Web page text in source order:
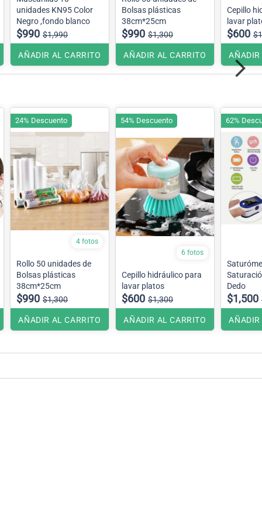
unidades KN95 Color
Negro ,fondo blanco
$990 $1,990
AÑADIR AL CARRITO
Bolsas plásticas
38cm*25cm
$990 $1,300
AÑADIR AL CARRITO
Cepillo
lavar
$600
AÑADIR
4 fotos
Rollo 50 unidades de
Bolsas plásticas
38cm*25cm
$990 $1,300
AÑADIR AL CARRITO
24% Descuento
6 fotos
Cepillo hidráulico para
lavar platos
$600 $1,300
AÑADIR AL CARRITO
54% Descuento
Dedo
$1,500
AÑADIR
62%